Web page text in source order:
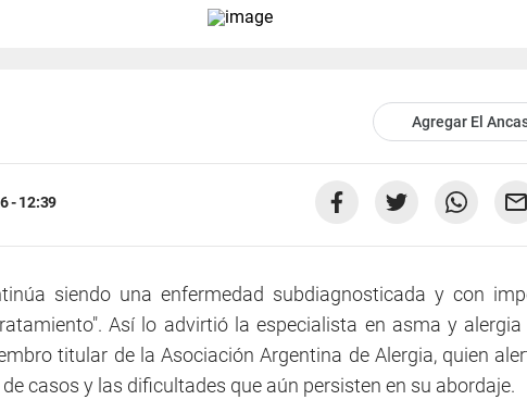
Agregar El
- 12:39
siendo una enfermedad subdiagnosticada y con
Así lo advirtió la especialista en asma y alergia
titular de la Asociación Argentina de Alergia, quien
casos y las dificultades que aún persisten en su abordaje.